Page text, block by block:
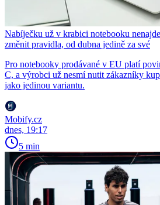
Nabíječku už v krabici notebooku
změnit pravidla, od dubna jedině za své
Pro notebooky prodávané v EU platí
C, a výrobci už nesmí nutit zákazníky
jako jedinou variantu.
Mobify.cz
dnes, 19:17
5 min